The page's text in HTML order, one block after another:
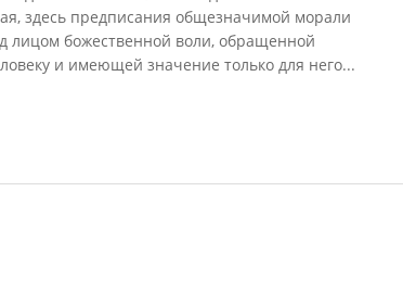
здесь предписания общезначимой морали
лицом божественной воли, обращенной
и имеющей значение только для него...